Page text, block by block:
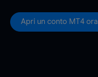
Apri un conto MT4 ora